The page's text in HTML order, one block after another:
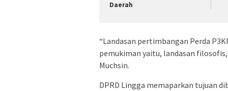
Daerah
“Landasan pertimbangan Perda
pemukiman yaitu, landasan
Muchsin.
DPRD Lingga memaparkan tujuan